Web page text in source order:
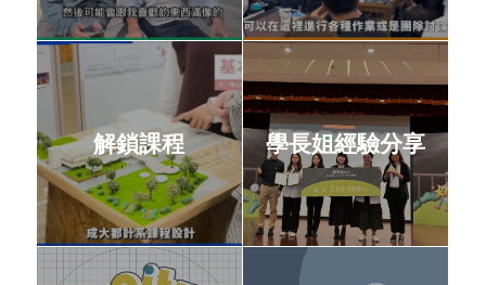
解鎖課程 學長姐經驗分享